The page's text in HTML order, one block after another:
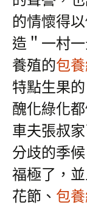
的情懷得以
造＂一村
養殖的包
特點生果
醜化綠化
車夫張叔
分歧的季
福極了，
花節、 包